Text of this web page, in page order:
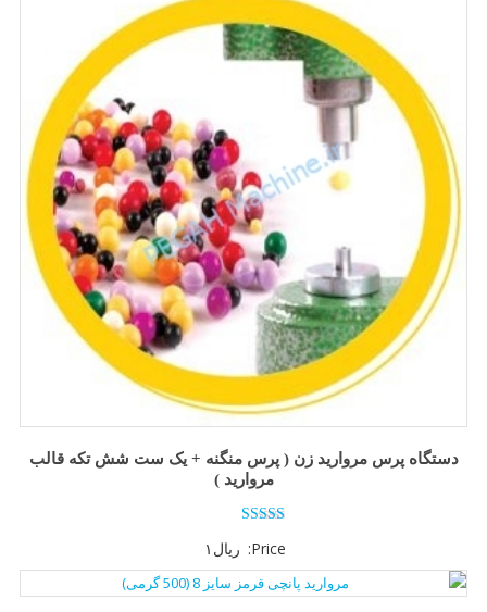
دستگاه پرس مروارید زن ( پرس منگنه + یک ست شش تکه قالب
مروارید )
3.50
از 5
Price: ریال ۱